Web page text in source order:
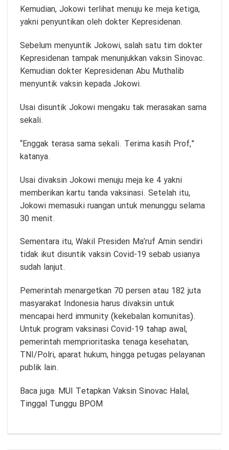
Kemudian, Jokowi terlihat menuju ke meja ketiga,
yakni penyuntikan oleh dokter Kepresidenan.
Sebelum menyuntik Jokowi, salah satu tim dokter
Kepresidenan tampak menunjukkan vaksin Sinovac.
Kemudian dokter Kepresidenan Abu Muthalib
menyuntik vaksin kepada Jokowi.
Usai disuntik Jokowi mengaku tak merasakan sama
sekali.
“Enggak terasa sama sekali. Terima kasih Prof,”
katanya.
Usai divaksin Jokowi menuju meja ke 4 yakni
memberikan kartu tanda vaksinasi. Setelah itu,
Jokowi memasuki ruangan untuk menunggu selama
30 menit.
Sementara itu, Wakil Presiden Ma’ruf Amin sendiri
tidak ikut disuntik vaksin Covid-19 sebab usianya
sudah lanjut.
Pemerintah menargetkan 70 persen atau 182 juta
masyarakat Indonesia harus divaksin untuk
mencapai herd immunity (kekebalan komunitas).
Untuk program vaksinasi Covid-19 tahap awal,
pemerintah memprioritaska tenaga kesehatan,
TNI/Polri, aparat hukum, hingga petugas pelayanan
publik lain.
Baca juga: MUI Tetapkan Vaksin Sinovac Halal,
Tinggal Tunggu BPOM